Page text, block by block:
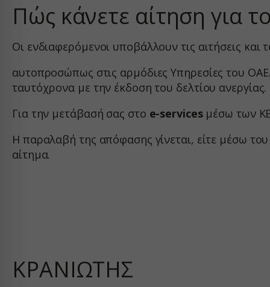
Πώς κάνετε αίτηση για
Οι ενδιαφερόμενοι υποβάλλουν τις αιτήσεις
αυτοπροσώπως στις αρμόδιες Υπηρεσίες του
ταυτόχρονα με την έκδοση του δελτίου
Για την μετάβασή σας στο e-servicesμέσω των
Η παραλαβή της απόφασης γίνεται, είτε μέσω
αίτημα.
ΚΡΑΝΙΩΤΗΣ